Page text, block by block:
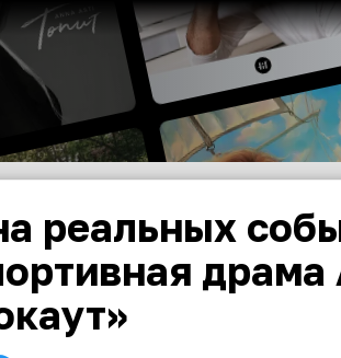
реальных